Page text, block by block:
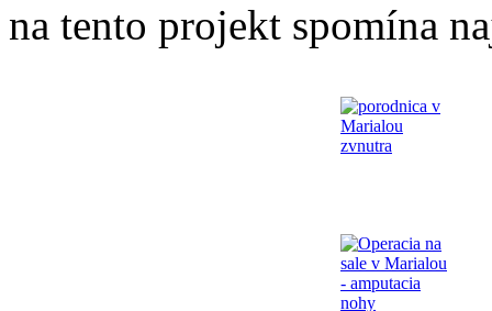
na tento projekt spomína